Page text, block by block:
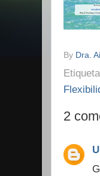
By Dra.
2